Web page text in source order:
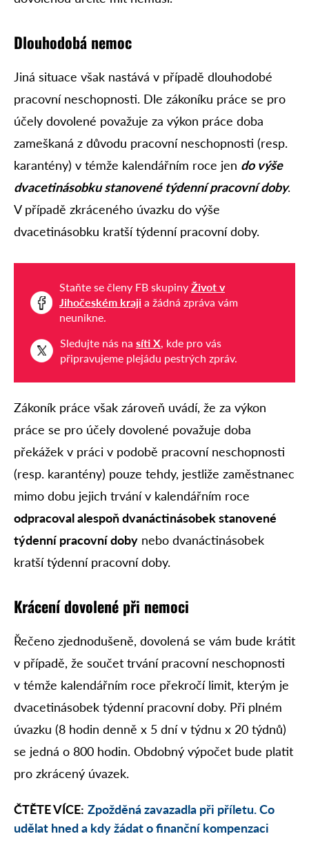
Dlouhodobá nemoc
Jiná situace však nastává v případě dlouhodobé
pracovní neschopnosti. Dle zákoníku práce se pro
účely dovolené považuje za výkon práce doba
zameškaná z důvodu pracovní neschopnosti (resp.
karantény) v témže kalendářním roce jen do výše
dvacetinásobku stanovené týdenní pracovní doby.
V případě zkráceného úvazku do výše
dvacetinásobku kratší týdenní pracovní doby.
Staňte se členy FB skupiny Život v
Jihočeském kraji a žádná zpráva vám
neunikne.
Sledujte nás na síti X, kde pro vás
připravujeme plejádu pestrých zpráv.
Zákoník práce však zároveň uvádí, že za výkon
práce se pro účely dovolené považuje doba
překážek v práci v podobě pracovní neschopnosti
(resp. karantény) pouze tehdy, jestliže zaměstnanec
mimo dobu jejich trvání v kalendářním roce
odpracoval alespoň dvanáctinásobek stanovené
týdenní pracovní doby nebo dvanáctinásobek
kratší týdenní pracovní doby.
Krácení dovolené při nemoci
Řečeno zjednodušeně, dovolená se vám bude krátit
v případě, že součet trvání pracovní neschopnosti
v témže kalendářním roce překročí limit, kterým je
dvacetinásobek týdenní pracovní doby. Při plném
úvazku (8 hodin denně x 5 dní v týdnu x 20 týdnů)
se jedná o 800 hodin. Obdobný výpočet bude platit
pro zkrácený úvazek.
ČTĚTE VÍCE: Zpožděná zavazadla při příletu. Co
udělat hned a kdy žádat o finanční kompenzaci